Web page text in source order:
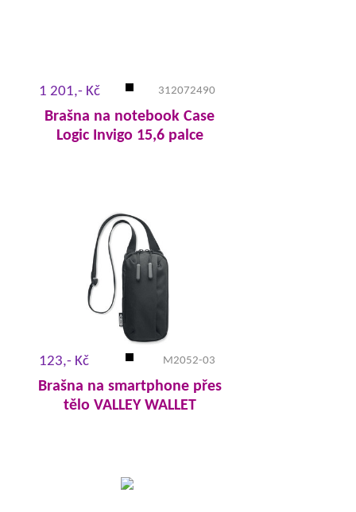
1 201,- Kč 312072490
Brašna na notebook Case
Logic Invigo 15,6 palce
123,- Kč M2052-03
Brašna na smartphone přes
tělo VALLEY WALLET